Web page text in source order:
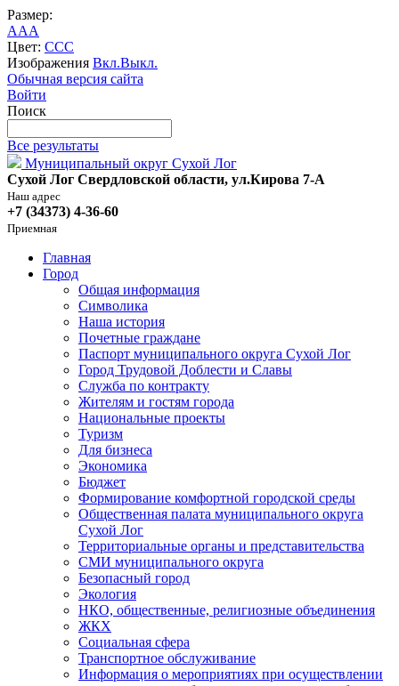
Размер:
AAA
Цвет: CCC
Изображения Вкл.Выкл.
Обычная версия сайта
Войти
Поиск
Все результаты
Муниципальный округ Сухой Лог
Сухой Лог Свердловской области, ул.Кирова 7-А
Наш адрес
+7 (34373) 4-36-60
Приемная
Главная
Город
Общая информация
Символика
Наша история
Почетные граждане
Паспорт муниципального округа Сухой Лог
Город Трудовой Доблести и Славы
Служба по контракту
Жителям и гостям города
Национальные проекты
Туризм
Для бизнеса
Экономика
Бюджет
Формирование комфортной городской среды
Общественная палата муниципального округа
Сухой Лог
Территориальные органы и представительства
СМИ муниципального округа
Безопасный город
Экология
НКО, общественные, религиозные объединения
ЖКХ
Социальная сфера
Транспортное обслуживание
Информация о мероприятиях при осуществлении